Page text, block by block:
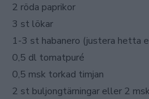
2 röda paprikor
3 st lökar
1-3 st habanero (justera hetta
0,5 dl tomatpuré
0,5 msk torkad timjan
2 st buljongtärningar eller 2